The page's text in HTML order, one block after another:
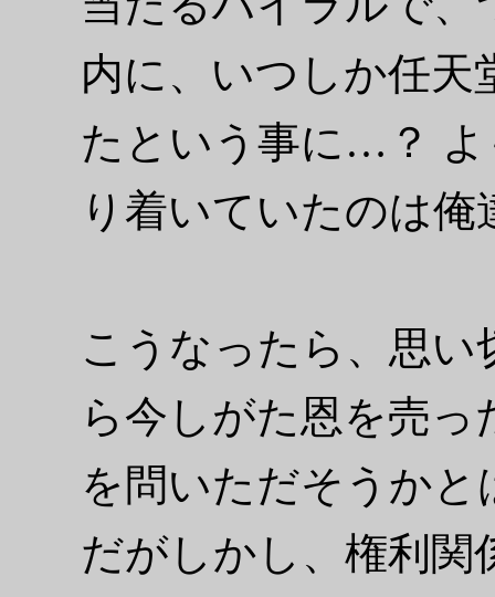
内に、いつしか任天
たという事に…？ よ
り着いていたのは
こうなったら、思
ら今しがた恩を売
を問いただそうかと
だがしかし、権利関